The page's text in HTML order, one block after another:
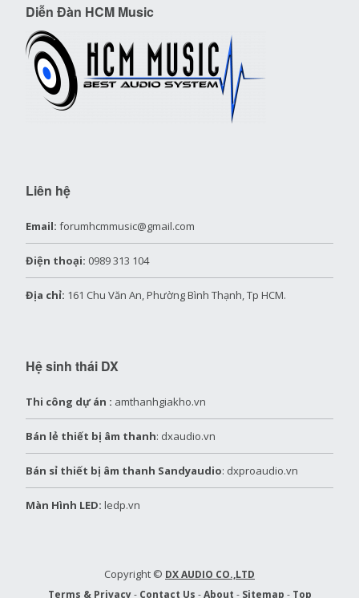
Diễn Đàn HCM Music
Liên hệ
Email: forumhcmmusic@gmail.com
Điện thoại: 0989 313 104
Địa chỉ: 161 Chu Văn An, Phường Bình Thạnh, Tp HCM.
Hệ sinh thái DX
Thi công dự án : amthanhgiakho.vn
Bán lẻ thiết bị âm thanh: dxaudio.vn
Bán sỉ thiết bị âm thanh Sandyaudio: dxproaudio.vn
Màn Hình LED: ledp.vn
Copyright © DX AUDIO CO.,LTD
Terms & Privacy- Contact Us -About - Sitemap - Top